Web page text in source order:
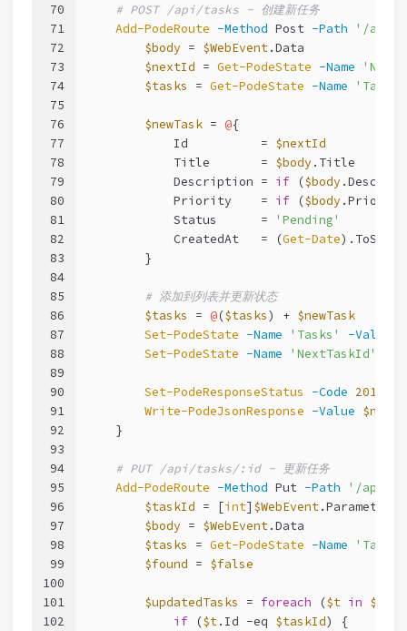
70
71
72
73
74
75
76
77
78
79
80
81
82
83
84
85
86
87
88
89
90
91
92
93
94
95
96
97
98
99
100
101
102
# POST /api/tasks - 创建新任务
Add-PodeRoute -Method Post -Path
'/api/
$body = $WebEvent.Data
$nextId = Get-PodeState -Name
$tasks = Get-PodeState -Name 'Tasks'
$newTask = @{
            Id          =
$nextId
            Title       =
$body .Title
            Description =
if ($body
            Priority    =
if ($body
            Status      =
'Pending'
            CreatedAt   = (
Get-Date
        }
# 添加到列表并更新状态
$tasks = @($tasks) + $newTask
Set-PodeState -Name 'Tasks' -Value
Set-PodeState -Name 'NextTaskId'
Set-PodeResponseStatus -Code 201
Write-PodeJsonResponse -Value
    }
# PUT /api/tasks/:id - 更新任务
Add-PodeRoute -Method Put -Path
'/api/
$taskId = [int] $WebEvent.Parameters[
$body = $WebEvent.Data
$tasks = Get-PodeState -Name
'Tasks'
$found = $false
$updatedTasks = foreach ($t in
if ($t.Id -eq $taskId) {